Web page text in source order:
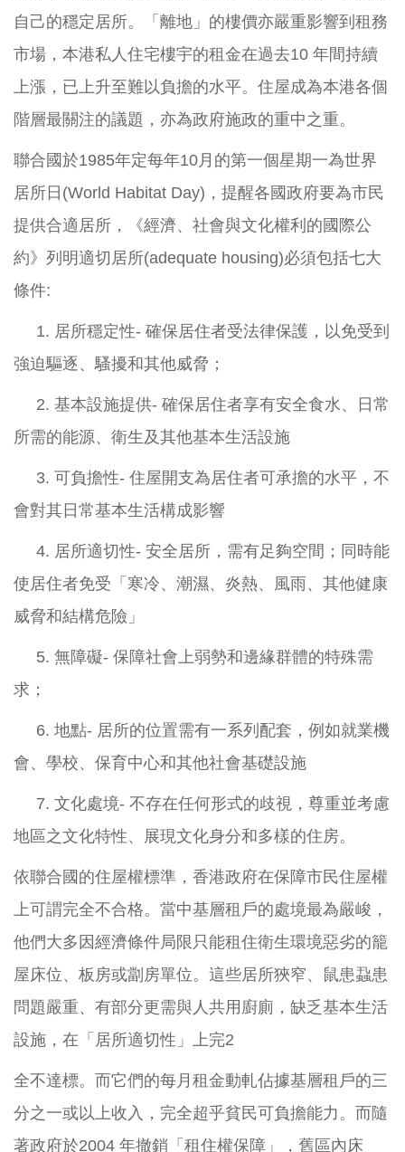
自己的穩定居所。「離地」的樓價亦嚴重影響到租務
市場，本港私人住宅樓宇的租金在過去10 年間持續
上漲，已上升至難以負擔的水平。住屋成為本港各個
階層最關注的議題，亦為政府施政的重中之重。
聯合國於1985年定每年10月的第一個星期一為世界
居所日(World Habitat Day)，提醒各國政府要為市民
提供合適居所，《經濟、社會與文化權利的國際公
約》列明適切居所(adequate housing)必須包括七大
條件:
1. 居所穩定性- 確保居住者受法律保護，以免受到
強迫驅逐、騷擾和其他威脅；
2. 基本設施提供- 確保居住者享有安全食水、日常
所需的能源、衛生及其他基本生活設施
3. 可負擔性- 住屋開支為居住者可承擔的水平，不
會對其日常基本生活構成影響
4. 居所適切性- 安全居所，需有足夠空間；同時能
使居住者免受「寒冷、潮濕、炎熱、風雨、其他健康
威脅和結構危險」
5. 無障礙- 保障社會上弱勢和邊緣群體的特殊需
求；
6. 地點- 居所的位置需有一系列配套，例如就業機
會、學校、保育中心和其他社會基礎設施
7. 文化處境- 不存在任何形式的歧視，尊重並考慮
地區之文化特性、展現文化身分和多樣的住房。
依聯合國的住屋權標準，香港政府在保障市民住屋權
上可謂完全不合格。當中基層租戶的處境最為嚴峻，
他們大多因經濟條件局限只能租住衛生環境惡劣的籠
屋床位、板房或劏房單位。這些居所狹窄、鼠患蝨患
問題嚴重、有部分更需與人共用廚廁，缺乏基本生活
設施，在「居所適切性」上完2
全不達標。而它們的每月租金動軋佔據基層租戶的三
分之一或以上收入，完全超乎貧民可負擔能力。而隨
著政府於2004 年撤銷「租住權保障」，舊區內床